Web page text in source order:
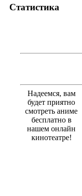
Статистика
Надеемся, вам
будет приятно
смотреть аниме
бесплатно в
нашем онлайн
кинотеатре!